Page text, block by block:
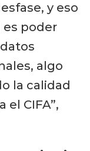
y eso
es poder
algo
la calidad
CIFA”,